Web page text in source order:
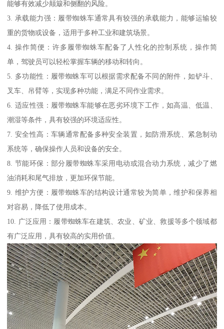
能够有效减少颠簸和侧翻的风险。
3. 承载能力强：履带蜘蛛车通常具有较强的承载能力，能够运输较
重的货物或设备，适用于多种工业和建筑场景。
4. 操作简便：许多履带蜘蛛车配备了人性化的控制系统，操作简
单，驾驶员可以轻松掌握车辆的移动和转向。
5. 多功能性：履带蜘蛛车可以根据需求配备不同的附件，如铲斗、
叉车、吊臂等，实现多种功能，满足不同作业需求。
6. 适应性强：履带蜘蛛车能够在恶劣环境下工作，如高温、低温、
潮湿等条件，具有较强的环境适应性。
7. 安全性高：车辆通常配备多种安全装置，如防滑系统、紧急制动
系统等，确保操作人员和设备的安全。
8. 节能环保：部分履带蜘蛛车采用电动或混合动力系统，减少了燃
油消耗和尾气排放，更加环保节能。
9. 维护方便：履带蜘蛛车的结构设计通常较为简单，维护和保养相
对容易，降低了使用成本。
10. 广泛应用：履带蜘蛛车在建筑、农业、矿业、救援等多个领域都
有广泛应用，具有较高的实用价值。